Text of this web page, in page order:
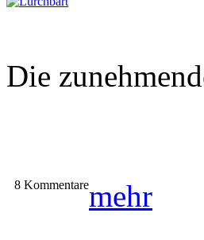
Die
8 Kommentaremehr